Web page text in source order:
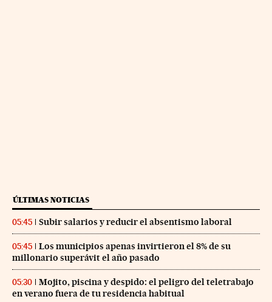
ÚLTIMAS NOTICIAS
05:45 Subir salarios y reducir el absentismo laboral
05:45
Los municipios apenas invirtieron el 8% de su
millonario superávit el año pasado
05:30
Mojito, piscina y despido: el peligro del teletrabajo
en verano fuera de tu residencia habitual